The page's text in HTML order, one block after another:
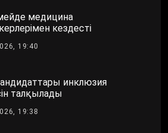
медицина
кездесті
19:40
инклюзия
талқылады
19:38